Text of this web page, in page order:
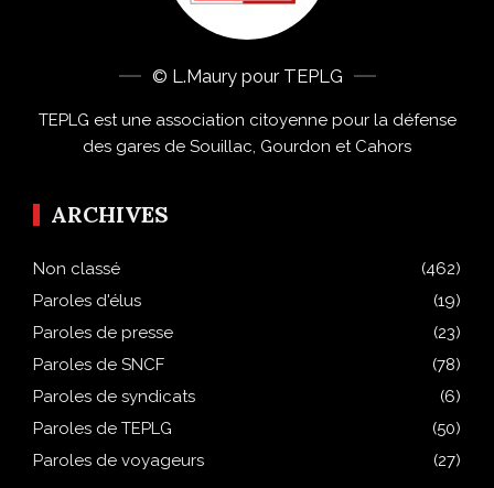
© L.Maury pour TEPLG
TEPLG est une association citoyenne pour la défense
des gares de Souillac, Gourdon et Cahors
ARCHIVES
Non classé
(462)
Paroles d'élus
(19)
Paroles de presse
(23)
Paroles de SNCF
(78)
Paroles de syndicats
(6)
Paroles de TEPLG
(50)
Paroles de voyageurs
(27)